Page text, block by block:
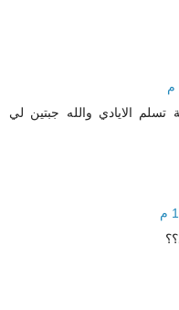
تسلم الايادي والله جبتين لي